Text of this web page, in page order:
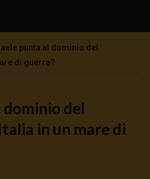
– Mauro Scardovelli e
punta al dominio del
di guerra?
del
in un mare di